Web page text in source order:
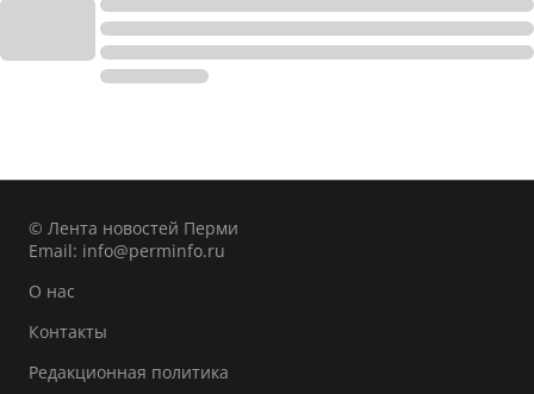
© Лента новостей Перми
Email: info@perminfo.ru
О нас
Контакты
Редакционная политика